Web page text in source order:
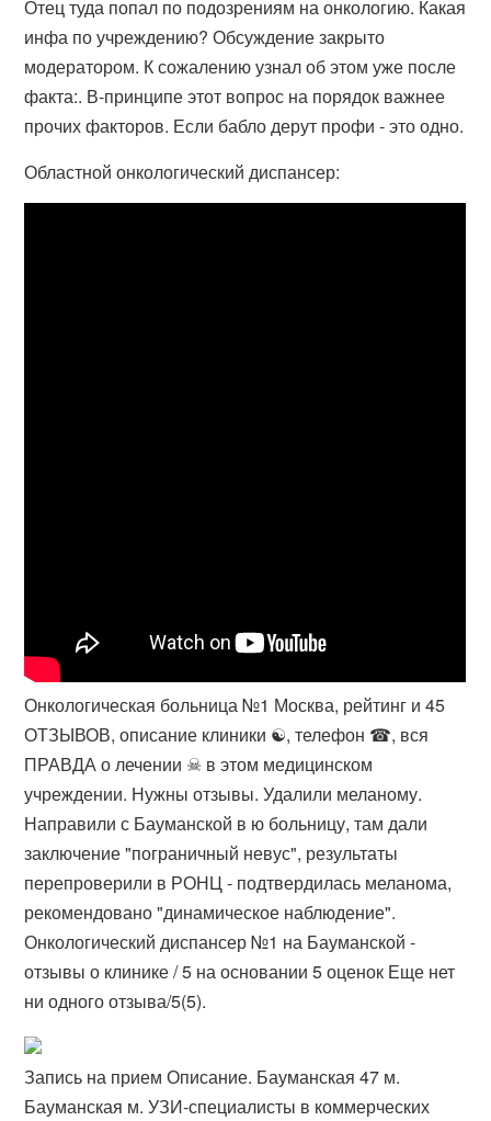
Отец туда попал по подозрениям на онкологию. Какая
инфа по учреждению? Обсуждение закрыто
модератором. К сожалению узнал об этом уже после
факта:. В-принципе этот вопрос на порядок важнее
прочих факторов. Если бабло дерут профи - это одно.
Областной онкологический диспансер:
Онкологическая больница №1 Москва, рейтинг и 45
ОТЗЫВОВ, описание клиники ☯, телефон ☎, вся
ПРАВДА о лечении ☠ в этом медицинском
учреждении. Нужны отзывы. Удалили меланому.
Направили с Бауманской в ю больницу, там дали
заключение "пограничный невус", результаты
перепроверили в РОНЦ - подтвердилась меланома,
рекомендовано "динамическое наблюдение".
Онкологический диспансер №1 на Бауманской -
отзывы о клинике / 5 на основании 5 оценок Еще нет
ни одного отзыва/5(5).
Запись на прием Описание. Бауманская 47 м.
Бауманская м. УЗИ-специалисты в коммерческих